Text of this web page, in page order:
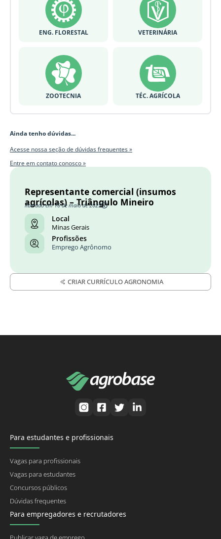
ENG. FLORESTAL VETERINÁRIA
ZOOTECNIA TÉC. AGRÍCOLA
Ainda tenho dúvidas...
Acesse nossa seção de dúvidas frequentes »
Entre em contato conosco »
Representante comercial (insumos
agrícolas) – Triângulo Mineiro
liberado em 16 de maio de 2025
Local
Minas Gerais
Profissões
Emprego Agrônomo
CRIAR CURRÍCULO AGRONOMIA
Para estudantes e profissionais
Vagas para profissionais
Vagas para estudantes
Concursos públicos
Dúvidas frequentes
Para empregadores e recrutadores